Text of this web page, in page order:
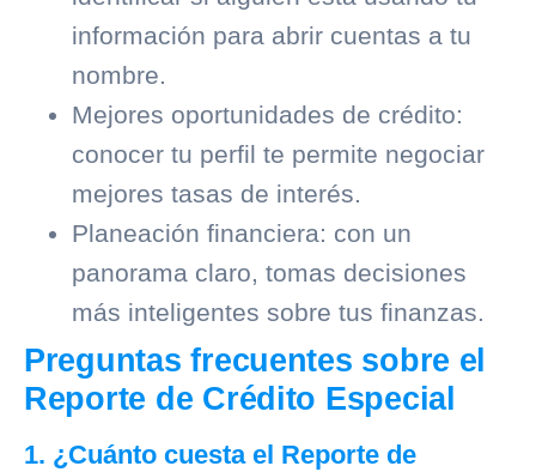
información para abrir cuentas a tu
nombre.
Mejores oportunidades de crédito:
conocer tu perfil te permite negociar
mejores tasas de interés.
Planeación financiera: con un
panorama claro, tomas decisiones
más inteligentes sobre tus finanzas.
Preguntas frecuentes sobre el
Reporte de Crédito Especial
1. ¿Cuánto cuesta el Reporte de